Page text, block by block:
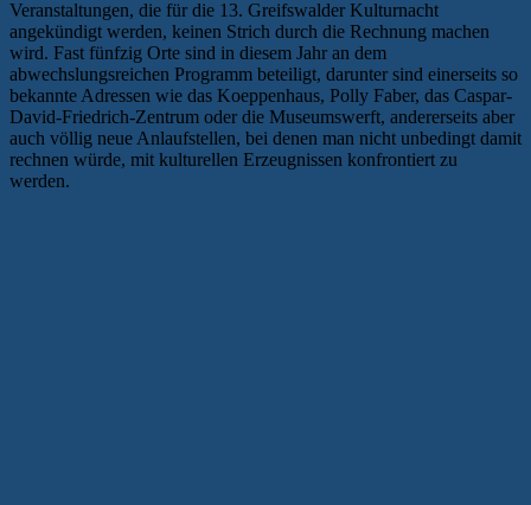
Veranstaltungen, die für die 13. Greifswalder Kulturnacht
angekündigt werden, keinen Strich durch die Rechnung machen
wird. Fast fünfzig Orte sind in diesem Jahr an dem
abwechslungsreichen Programm beteiligt, darunter sind einerseits so
bekannte Adressen wie das Koeppenhaus, Polly Faber, das Caspar-
David-Friedrich-Zentrum oder die Museumswerft, andererseits aber
auch völlig neue Anlaufstellen, bei denen man nicht unbedingt damit
rechnen würde, mit kulturellen Erzeugnissen konfrontiert zu
werden.